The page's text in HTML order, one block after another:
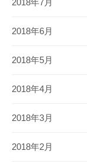
2018年7月
2018年6月
2018年5月
2018年4月
2018年3月
2018年2月